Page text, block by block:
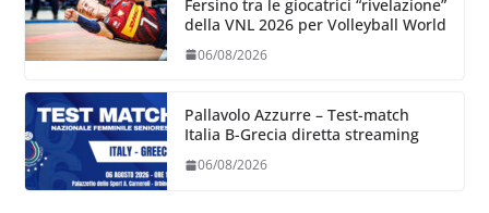
Fersino tra le giocatrici “rivelazione”
della VNL 2026 per Volleyball World
06/08/2026
Pallavolo Azzurre – Test-match
Italia B-Grecia diretta streaming
06/08/2026